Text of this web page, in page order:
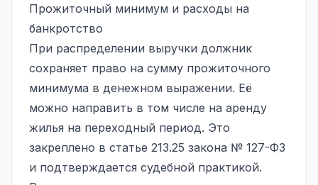
Прожиточный минимум и расходы на
банкротство
При распределении выручки должник
сохраняет право на сумму прожиточного
минимума в денежном выражении. Её
можно направить в том числе на аренду
жилья на переходный период. Это
закреплено в статье 213.25 закона № 127-ФЗ
и подтверждается судебной практикой.